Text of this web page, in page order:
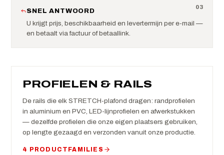
03
SNEL ANTWOORD
U krijgt prijs, beschikbaarheid en levertermijn per e-mail —
en betaalt via factuur of betaallink.
PROFIELEN & RAILS
De rails die elk STRETCH-plafond dragen: randprofielen
in aluminium en PVC, LED-lijnprofielen en afwerkstukken
— dezelfde profielen die onze eigen plaatsers gebruiken,
op lengte gezaagd en verzonden vanuit onze productie.
4 PRODUCTFAMILIES